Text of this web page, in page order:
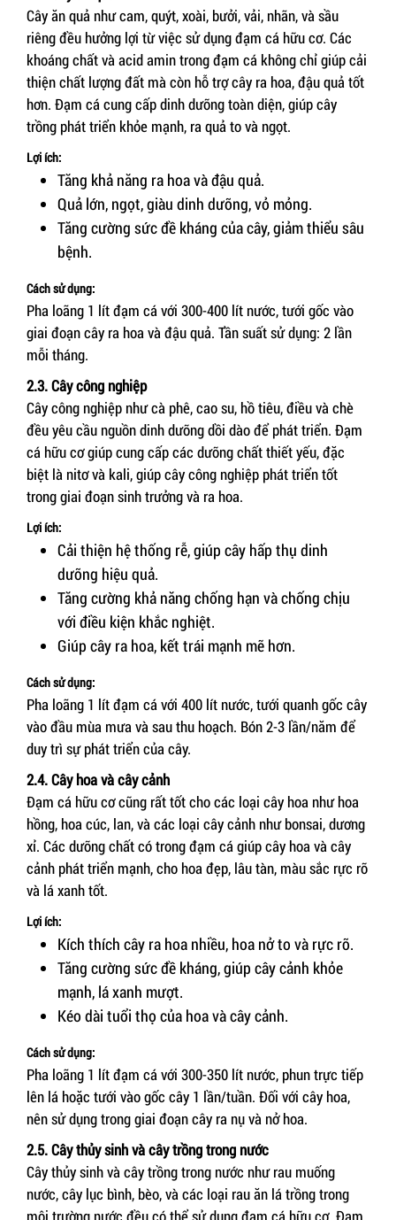
Cây ăn quả như cam, quýt, xoài, bưởi, vải, nhãn, và sầu
riêng đều hưởng lợi từ việc sử dụng đạm cá hữu cơ. Các
khoáng chất và acid amin trong đạm cá không chỉ giúp cải
thiện chất lượng đất mà còn hỗ trợ cây ra hoa, đậu quả tốt
hơn. Đạm cá cung cấp dinh dưỡng toàn diện, giúp cây
trồng phát triển khỏe mạnh, ra quả to và ngọt.
Lợi ích:
Tăng khả năng ra hoa và đậu quả.
Quả lớn, ngọt, giàu dinh dưỡng, vỏ mỏng.
Tăng cường sức đề kháng của cây, giảm thiểu sâu
bệnh.
Cách sử dụng:
Pha loãng 1 lít đạm cá với 300-400 lít nước, tưới gốc vào
giai đoạn cây ra hoa và đậu quả. Tần suất sử dụng: 2 lần
mỗi tháng.
2.3. Cây công nghiệp
Cây công nghiệp như cà phê, cao su, hồ tiêu, điều và chè
đều yêu cầu nguồn dinh dưỡng dồi dào để phát triển. Đạm
cá hữu cơ giúp cung cấp các dưỡng chất thiết yếu, đặc
biệt là nitơ và kali, giúp cây công nghiệp phát triển tốt
trong giai đoạn sinh trưởng và ra hoa.
Lợi ích:
Cải thiện hệ thống rễ, giúp cây hấp thụ dinh
dưỡng hiệu quả.
Tăng cường khả năng chống hạn và chống chịu
với điều kiện khắc nghiệt.
Giúp cây ra hoa, kết trái mạnh mẽ hơn.
Cách sử dụng:
Pha loãng 1 lít đạm cá với 400 lít nước, tưới quanh gốc cây
vào đầu mùa mưa và sau thu hoạch. Bón 2-3 lần/năm để
duy trì sự phát triển của cây.
2.4. Cây hoa và cây cảnh
Đạm cá hữu cơ cũng rất tốt cho các loại cây hoa như hoa
hồng, hoa cúc, lan, và các loại cây cảnh như bonsai, dương
xỉ. Các dưỡng chất có trong đạm cá giúp cây hoa và cây
cảnh phát triển mạnh, cho hoa đẹp, lâu tàn, màu sắc rực rỡ
và lá xanh tốt.
Lợi ích:
Kích thích cây ra hoa nhiều, hoa nở to và rực rỡ.
Tăng cường sức đề kháng, giúp cây cảnh khỏe
mạnh, lá xanh mượt.
Kéo dài tuổi thọ của hoa và cây cảnh.
Cách sử dụng:
Pha loãng 1 lít đạm cá với 300-350 lít nước, phun trực tiếp
lên lá hoặc tưới vào gốc cây 1 lần/tuần. Đối với cây hoa,
nên sử dụng trong giai đoạn cây ra nụ và nở hoa.
2.5. Cây thủy sinh và cây trồng trong nước
Cây thủy sinh và cây trồng trong nước như rau muống
nước, cây lục bình, bèo, và các loại rau ăn lá trồng trong